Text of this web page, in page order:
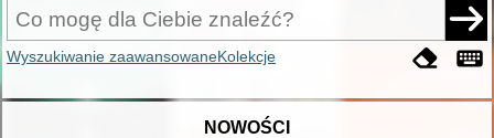
Wyszukiwanie zaawansowaneKolekcje
NOWOŚCI